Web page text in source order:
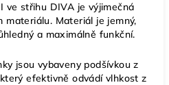
ve střihu DIVA je výjimečná
materiálu. Materiál je jemný,
a maximálně funkční.
jsou vybaveny podšívkou z
efektivně odvádí vlhkost z